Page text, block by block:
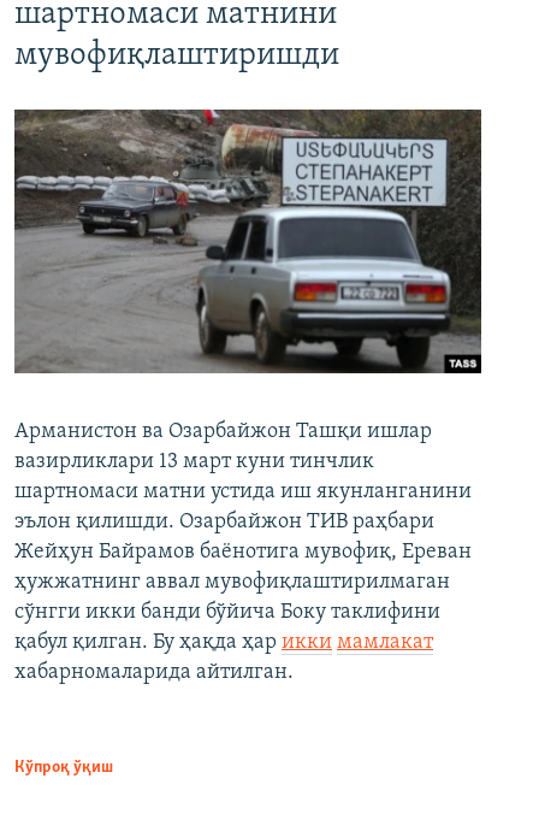
шартномаси матнини
мувофиқлаштиришди
Арманистон ва Озарбайжон Ташқи ишлар
вазирликлари 13 март куни тинчлик
шартномаси матни устида иш якунланганини
эълон қилишди. Озарбайжон ТИВ раҳбари
Жейҳун Байрамов баёнотига мувофиқ, Ереван
ҳужжатнинг аввал мувофиқлаштирилмаган
сўнгги икки банди бўйича Боку таклифини
қабул қилган. Бу ҳақда ҳар икки мамлакат
хабарномаларида айтилган.
Кўпроқ ўқиш